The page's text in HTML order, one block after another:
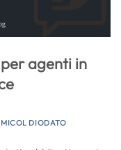
agenti in
MICOL DIODATO